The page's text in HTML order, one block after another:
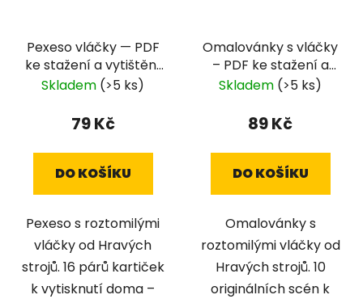
Pexeso vláčky — PDF
ke stažení a vytištění
doma
Skladem (>5 ks)
79 Kč
DO KOŠÍKU
Pexeso s roztomilými
vláčky od Hravých
strojů. 16 párů kartiček
k vytisknutí doma –
Omalovánky s vláčky
– PDF ke stažení a
vytištění doma
Skladem (>5 ks)
89 Kč
DO KOŠÍKU
Omalovánky s
roztomilými vláčky od
Hravých strojů. 10
originálních scén k